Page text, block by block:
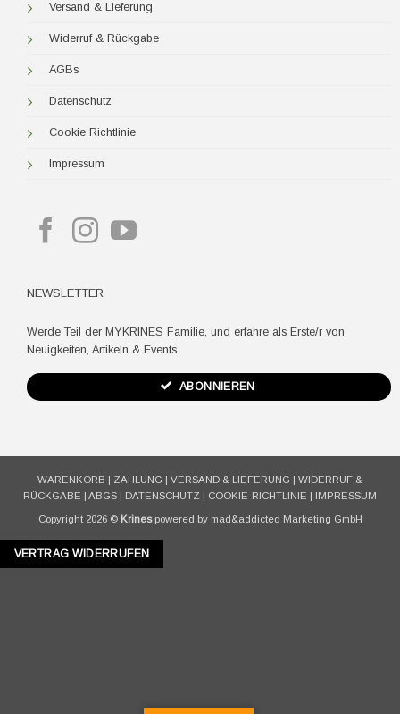
Versand & Lieferung
Widerruf & Rückgabe
AGBs
Datenschutz
Cookie Richtlinie
Impressum
NEWSLETTER
Werde Teil der MYKRINES Familie, und erfahre als Erste/r von
Neuigkeiten, Artikeln & Events.
ABONNIEREN
WARENKORB ZAHLUNG VERSAND & LIEFERUNG
WIDERRUF &
RÜCKGABE
ABGS DATENSCHUTZ COOKIE-RICHTLINIE IMPRESSUM
Copyright 2026 © Krinespowered by mad&addicted Marketing GmbH
VERTRAG WIDERRUFEN